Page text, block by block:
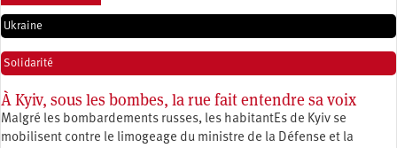
Ukraine
Solidarité
À Kyiv, sous les bombes, la rue fait entendre sa voix
Malgré les bombardements russes, les habitantEs de Kyiv se
mobilisent contre le limogeage du ministre de la Défense et la